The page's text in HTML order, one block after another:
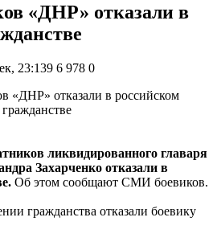
«ДНР» отказали в
23:139 6 978 0
ликвидированного главаря
Захарченко отказали в
Об этом сообщают СМИ боевиков.
гражданства отказали боевику